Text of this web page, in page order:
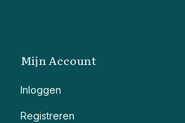
Mijn Account
Inloggen
Registreren